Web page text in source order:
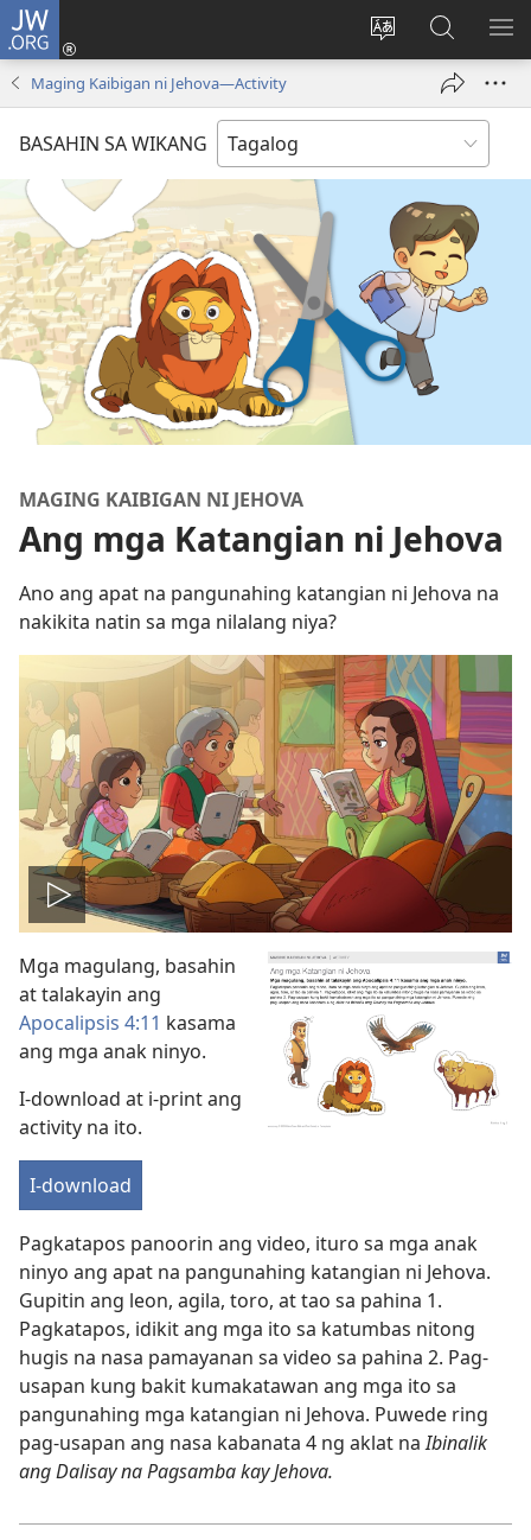
JW.ORG
Baguhin
ng
Mag-
log
bubukas
bagong
window)
sa
JW.ORG
Maging Kaibigan ni Jehova—Activity
BASAHIN SA WIKANG
MAGING KAIBIGAN NI JEHOVA
Ang mga Katangian ni Jehova
Ano ang apat na pangunahing katangian ni Jehova na
nakikita natin sa mga nilalang niya?
I-
play
ang
video
Mga magulang, basahin
at talakayin ang
Apocalipsis 4:11 kasama
ang mga anak ninyo.
I-download at i-print ang
activity na ito.
I-download
Pagkatapos panoorin ang video, ituro sa mga anak
ninyo ang apat na pangunahing katangian ni Jehova.
Gupitin ang leon, agila, toro, at tao sa pahina 1.
Pagkatapos, idikit ang mga ito sa katumbas nitong
hugis na nasa pamayanan sa video sa pahina 2. Pag-
usapan kung bakit kumakatawan ang mga ito sa
pangunahing mga katangian ni Jehova. Puwede ring
pag-usapan ang nasa kabanata 4 ng aklat naIbinalik
ang Dalisay na Pagsamba kay Jehova.